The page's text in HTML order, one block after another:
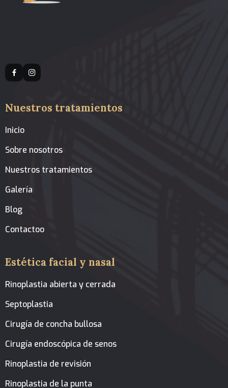
Nuestros tratamientos
Inicio
Sobre nosotros
Nuestros tratamientos
Galería
Blog
Contactoo
Estética facial y nasal
Rinoplastia abierta y cerrada
Septoplastia
Cirugía de concha bullosa
Cirugía endoscópica de senos
Rinoplastia de revisión
Rinoplastia de la punta